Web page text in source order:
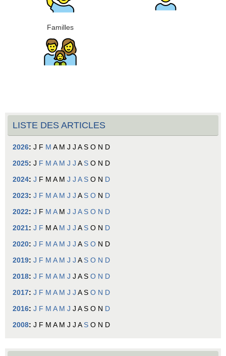
Familles
LISTE DES ARTICLES
2026: J F M A M J J A S O N D
2025: J F M A M J J A S O N D
2024: J F M A M J J A S O N D
2023: J F M A M J J A S O N D
2022: J F M A M J J A S O N D
2021: J F M A M J J A S O N D
2020: J F M A M J J A S O N D
2019: J F M A M J J A S O N D
2018: J F M A M J J A S O N D
2017: J F M A M J J A S O N D
2016: J F M A M J J A S O N D
2008: J F M A M J J A S O N D